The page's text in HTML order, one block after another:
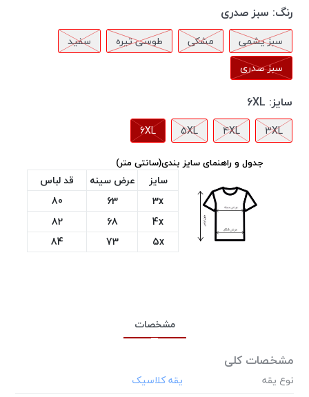
رنگ: سبز صدری
سبز یشمی مشکی طوسی تیره
سفید
سبز صدری
سایز: 6XL
3XL
4XL
5XL
6XL
جدول و راهنمای سایز بندی(سانتی متر)
سایز عرض سینه
قد لباس
3x
63
80
4x
68
82
5x
73
84
مشخصات
مشخصات کلی
نوع یقه